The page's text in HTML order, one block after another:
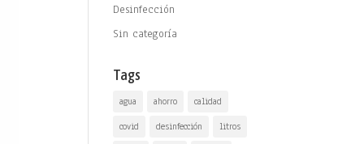
Desinfección
Sin categoría
Tags
agua ahorro
calidad
covid
desinfección
litros